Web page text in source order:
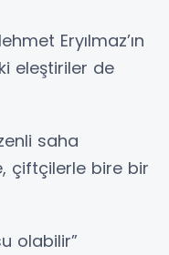
Eryılmaz’ın
eleştiriler de
saha
çiftçilerle bire bir
olabilir”